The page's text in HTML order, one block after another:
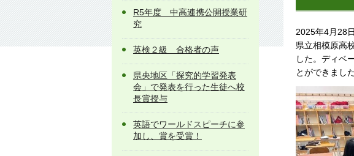
R5年度 中高連携公開授業研
究
英検２級 合格者の声
県央地区「探究的学習発表
会」で発表を行った生徒へ校
長賞授与
英語でワールドスピーチに参
加し、賞を受賞！
2025年4月28
県立相模原高
した。ディベ
とができまし